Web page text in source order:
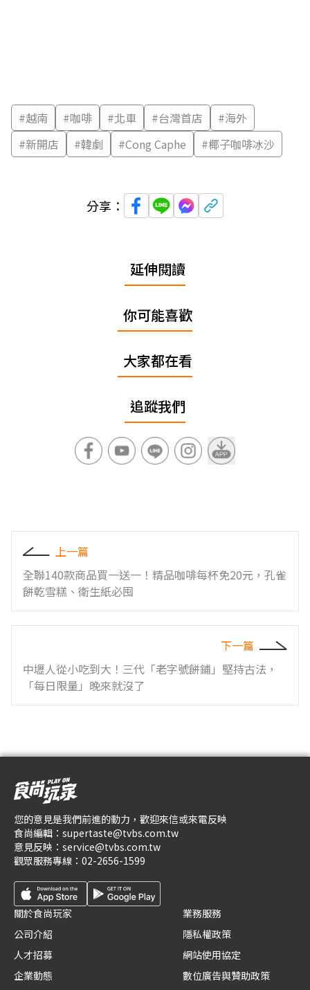
#越南 #咖啡 #北車 #台灣首店 #海外
#新開店 #韓劇 #Cong Caphe #椰子咖啡冰沙
分享：
延伸閱讀
你可能喜歡
大家都在看
追蹤我們
上一篇
全聯140款商品買一送一！精品咖啡每杯免20元，孔雀
餅乾雪糕、衛生紙必囤
下一篇
中壢人從小吃到大！三代「老字號餅鋪」堅持古法，
「每日限量」晚來就沒了
您的意見是我們前進的動力，歡迎來信或來電反映
食尚編輯： supertaste@tvbs.com.tw
意見反映： service@tvbs.com.tw
觀眾服務專線： 02-2656-1599
關於食尚玩家
公司介紹
人才招募
企業動態
業務服務
隱私權政策
網站使用協定
數位廣告與贊助政策